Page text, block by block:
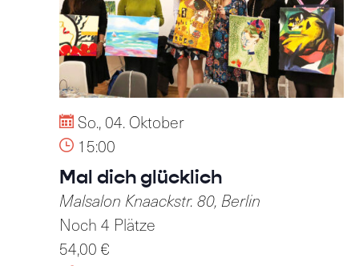
So., 04. Oktober
15:00
Mal dich glücklich
Malsalon Knaackstr. 80, Berlin
Noch 4 Plätze
54,00 €